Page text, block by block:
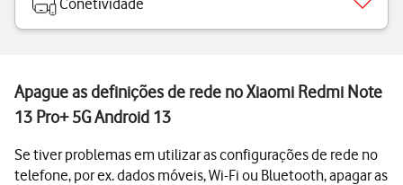
Conetividade
Apague as definições de rede no Xiaomi Redmi Note
13 Pro+ 5G Android 13
Se tiver problemas em utilizar as configurações de rede no
telefone, por ex. dados móveis, Wi-Fi ou Bluetooth, apagar as